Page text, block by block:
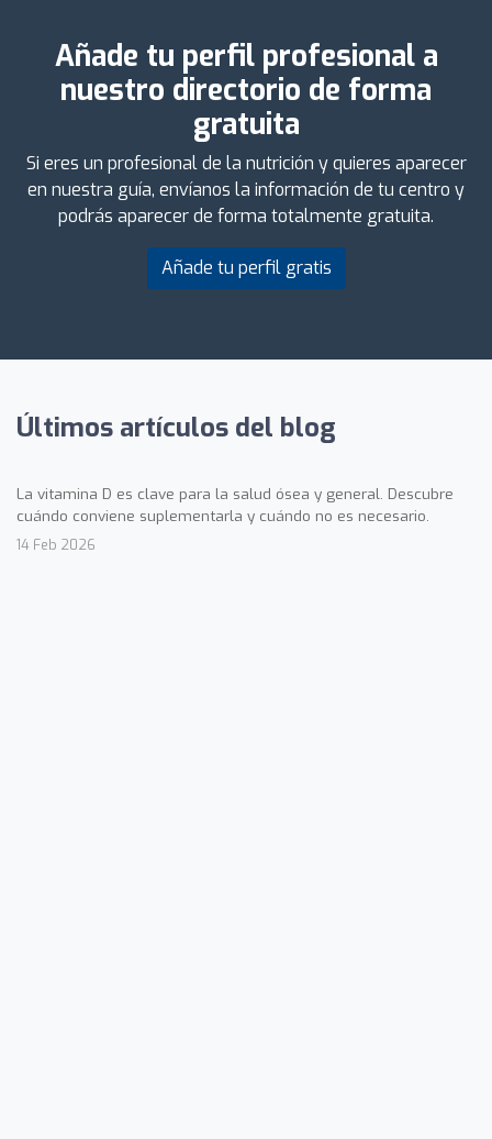
Añade tu perfil profesional a
nuestro directorio de forma
gratuita
Si eres un profesional de la nutrición y quieres aparecer
en nuestra guía, envíanos la información de tu centro y
podrás aparecer de forma totalmente gratuita.
Añade tu perfil gratis
Últimos artículos del blog
La vitamina D es clave para la salud ósea y general. Descubre
cuándo conviene suplementarla y cuándo no es necesario.
14 Feb 2026